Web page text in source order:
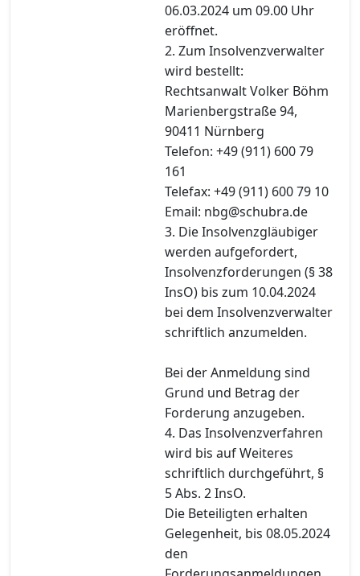
06.03.2024 um 09.00 Uhr
eröffnet.
2. Zum Insolvenzverwalter
wird bestellt:
Rechtsanwalt Volker Böhm
Marienbergstraße 94,
90411 Nürnberg
Telefon: +49 (911) 600 79
161
Telefax: +49 (911) 600 79 10
Email: nbg@schubra.de
3. Die Insolvenzgläubiger
werden aufgefordert,
Insolvenzforderungen (§ 38
InsO) bis zum 10.04.2024
bei dem Insolvenzverwalter
schriftlich anzumelden.
Bei der Anmeldung sind
Grund und Betrag der
Forderung anzugeben.
4. Das Insolvenzverfahren
wird bis auf Weiteres
schriftlich durchgeführt, §
5 Abs. 2 InsO.
Die Beteiligten erhalten
Gelegenheit, bis 08.05.2024
den